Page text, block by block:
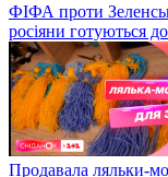
ФІФА проти
росіяни готуються
Продавала ляльки-